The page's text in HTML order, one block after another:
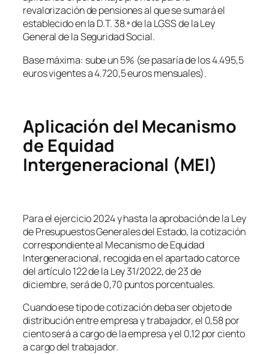
revalorización de pensiones al que se sumará el
establecido en la D.T. 38.ª de la LGSS de la Ley
General de la Seguridad Social.
Base máxima: sube un 5% (se pasaría de los 4.495,5
euros vigentes a 4.720,5 euros mensuales).
Aplicación del Mecanismo
de Equidad
Intergeneracional (MEI)
Para el ejercicio 2024 y hasta la aprobación de la Ley
de Presupuestos Generales del Estado, la cotización
correspondiente al Mecanismo de Equidad
Intergeneracional, recogida en el apartado catorce
del artículo 122 de la Ley 31/2022, de 23 de
diciembre, será de 0,70 puntos porcentuales.
Cuando ese tipo de cotización deba ser objeto de
distribución entre empresa y trabajador, el 0,58 por
ciento será a cargo de la empresa y el 0,12 por ciento
a cargo del trabajador.